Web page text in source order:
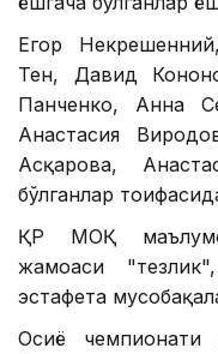
Егор
Тен, Давид
Панченко, Анна
Анастасия
Асқарова,
бўлганлар
ҚР МОҚ
жамоаси
эстафета
Осиё чемпионати